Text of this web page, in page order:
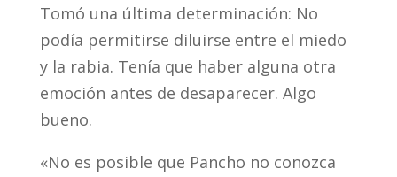
Tomó una última determinación: No
podía permitirse diluirse entre el miedo
y la rabia. Tenía que haber alguna otra
emoción antes de desaparecer. Algo
bueno.
«No es posible que Pancho no conozca